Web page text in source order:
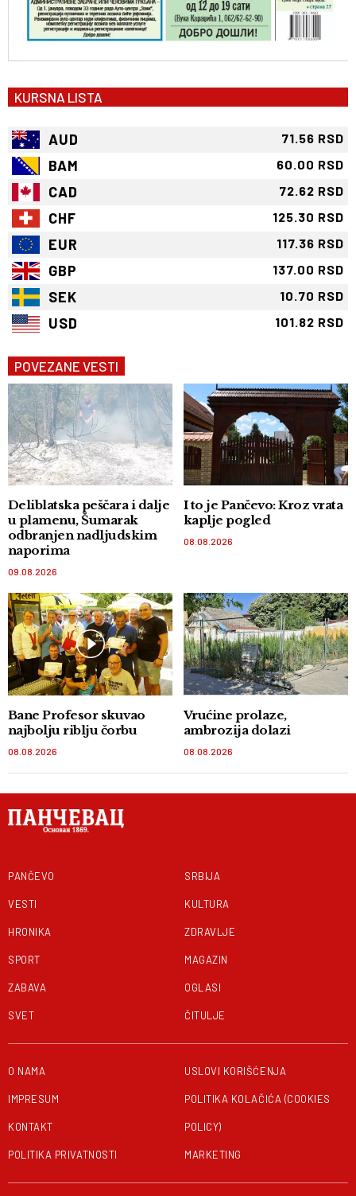
KURSNA LISTA
AUD 71.56 RSD
BAM 60.00 RSD
CAD 72.62 RSD
CHF 125.30 RSD
EUR 117.36 RSD
GBP 137.00 RSD
SEK 10.70 RSD
USD 101.82 RSD
POVEZANE VESTI
Deliblatska peščara i dalje
u plamenu, Šumarak
odbranjen nadljudskim
naporima
09.08.2026
I to je Pančevo: Kroz vrata
kaplje pogled
08.08.2026
Bane Profesor skuvao
najbolju riblju čorbu
08.08.2026
Vrućine prolaze,
ambrozija dolazi
08.08.2026
PANČEVO
VESTI
HRONIKA
SPORT
ZABAVA
SVET
SRBIJA
KULTURA
ZDRAVLJE
MAGAZIN
OGLASI
ČITULJE
O NAMA
IMPRESUM
KONTAKT
POLITIKA PRIVATNOSTI
USLOVI KORIŠĆENJA
POLITIKA KOLAČIĆA (COOKIES
POLICY)
MARKETING